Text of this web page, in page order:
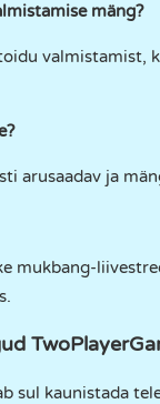
mäng?
valmistamist,
arusaadav ja
mukbang-
sul kaunistada